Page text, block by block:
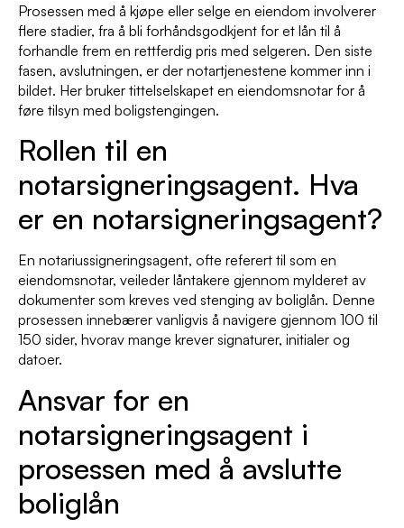
Prosessen med å kjøpe eller selge en eiendom involverer
flere stadier, fra å bli forhåndsgodkjent for et lån til å
forhandle frem en rettferdig pris med selgeren. Den siste
fasen, avslutningen, er der notartjenestene kommer inn i
bildet. Her bruker tittelselskapet en eiendomsnotar for å
føre tilsyn med boligstengingen.
Rollen til en
notarsigneringsagent. Hva
er en notarsigneringsagent?
En notariussigneringsagent, ofte referert til som en
eiendomsnotar, veileder låntakere gjennom mylderet av
dokumenter som kreves ved stenging av boliglån. Denne
prosessen innebærer vanligvis å navigere gjennom 100 til
150 sider, hvorav mange krever signaturer, initialer og
datoer.
Ansvar for en
notarsigneringsagent i
prosessen med å avslutte
boliglån